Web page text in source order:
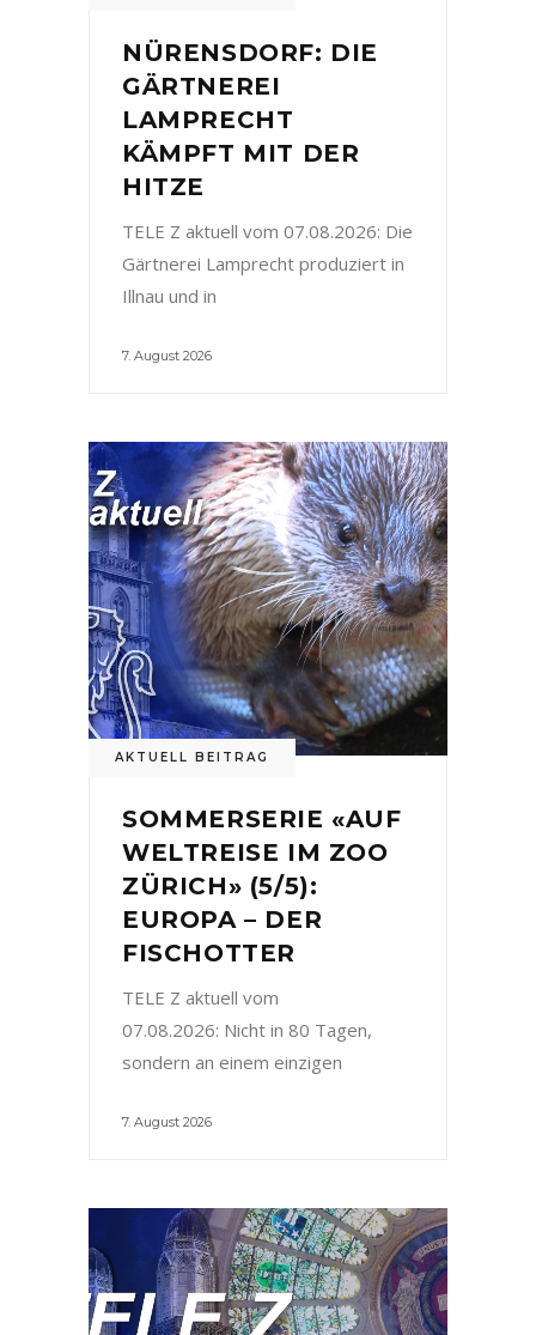
NÜRENSDORF: DIE
GÄRTNEREI
LAMPRECHT
KÄMPFT MIT DER
HITZE
TELE Z aktuell vom 07.08.2026: Die
Gärtnerei Lamprecht produziert in
Illnau und in
7. August 2026
AKTUELL BEITRAG
SOMMERSERIE «AUF
WELTREISE IM ZOO
ZÜRICH» (5/5):
EUROPA – DER
FISCHOTTER
TELE Z aktuell vom
07.08.2026: Nicht in 80 Tagen,
sondern an einem einzigen
7. August 2026